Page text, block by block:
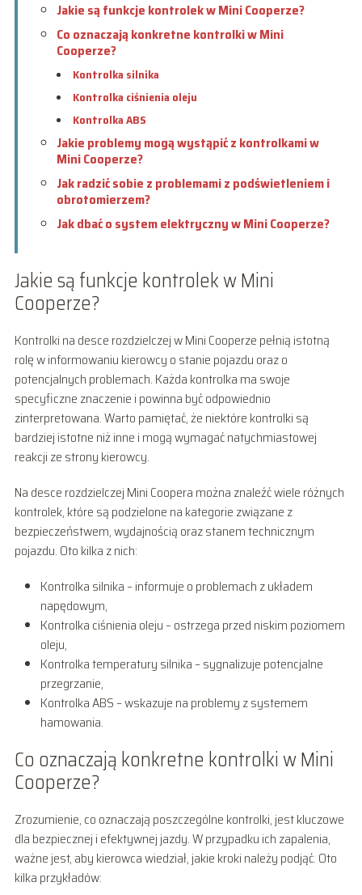
Jakie są funkcje kontrolek w Mini Cooperze?
Co oznaczają konkretne kontrolki w Mini
Cooperze?
Kontrolka silnika
Kontrolka ciśnienia oleju
Kontrolka ABS
Jakie problemy mogą wystąpić z kontrolkami w
Mini Cooperze?
Jak radzić sobie z problemami z podświetleniem i
obrotomierzem?
Jak dbać o system elektryczny w Mini Cooperze?
Jakie są funkcje kontrolek w Mini
Cooperze?
Kontrolki na desce rozdzielczej w Mini Cooperze pełnią istotną
rolę w informowaniu kierowcy o stanie pojazdu oraz o
potencjalnych problemach. Każda kontrolka ma swoje
specyficzne znaczenie i powinna być odpowiednio
zinterpretowana. Warto pamiętać, że niektóre kontrolki są
bardziej istotne niż inne i mogą wymagać natychmiastowej
reakcji ze strony kierowcy.
Na desce rozdzielczej Mini Coopera można znaleźć wiele różnych
kontrolek, które są podzielone na kategorie związane z
bezpieczeństwem, wydajnością oraz stanem technicznym
pojazdu. Oto kilka z nich:
Kontrolka silnika – informuje o problemach z układem
napędowym,
Kontrolka ciśnienia oleju – ostrzega przed niskim poziomem
oleju,
Kontrolka temperatury silnika – sygnalizuje potencjalne
przegrzanie,
Kontrolka ABS – wskazuje na problemy z systemem
hamowania.
Co oznaczają konkretne kontrolki w Mini
Cooperze?
Zrozumienie, co oznaczają poszczególne kontrolki, jest kluczowe
dla bezpiecznej i efektywnej jazdy. W przypadku ich zapalenia,
ważne jest, aby kierowca wiedział, jakie kroki należy podjąć. Oto
kilka przykładów: